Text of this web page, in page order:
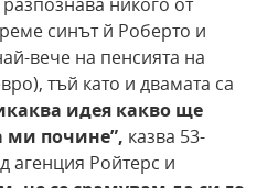
никого от
синът й Роберто и
вече на пенсията на
тъй като и двамата са
идея какво ще
ми почине”, казва 53-
агенция Ройтерс и